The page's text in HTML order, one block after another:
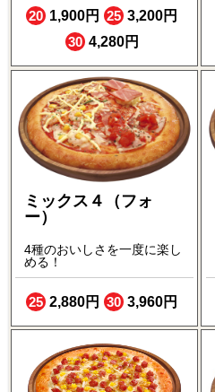
20 1,900円 25 3,200円
304,280円
ミックス４（フォ
ー）
4種のおいしさを一度に楽し
める！
25 2,880円 30 3,960円